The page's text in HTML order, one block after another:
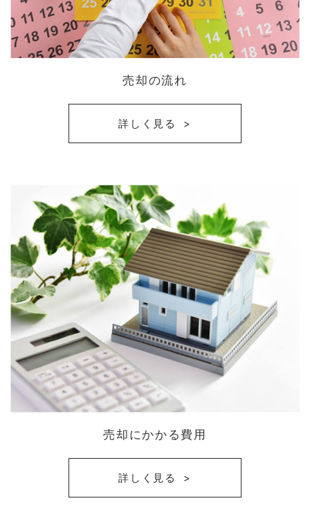
売却の流れ
詳しく見る
売却にかかる費用
詳しく見る